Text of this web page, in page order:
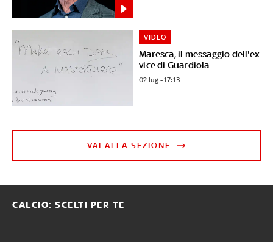
Maresca, il messaggio dell'ex
vice di Guardiola
VIDEO
02 lug - 17:13
VAI ALLA SEZIONE
CALCIO: SCELTI PER TE